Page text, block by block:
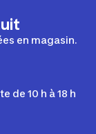
en magasin.
de 10 h à 18 h